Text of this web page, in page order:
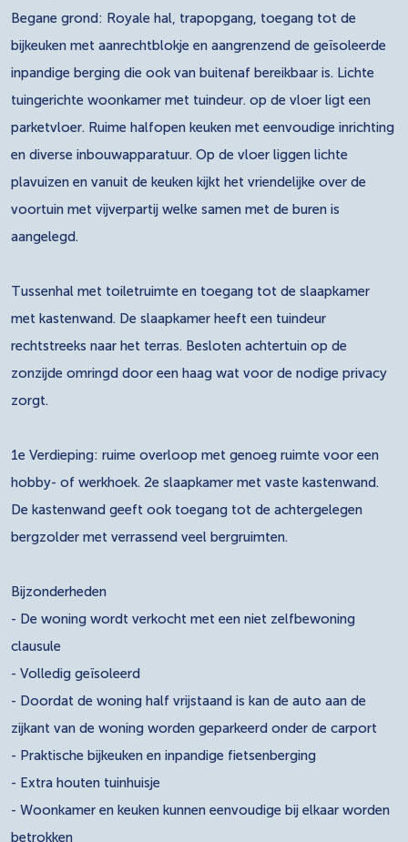
Begane grond: Royale hal, trapopgang, toegang tot de
bijkeuken met aanrechtblokje en aangrenzend de geïsoleerde
inpandige berging die ook van buitenaf bereikbaar is. Lichte
tuingerichte woonkamer met tuindeur. op de vloer ligt een
parketvloer. Ruime halfopen keuken met eenvoudige inrichting
en diverse inbouwapparatuur. Op de vloer liggen lichte
plavuizen en vanuit de keuken kijkt het vriendelijke over de
voortuin met vijverpartij welke samen met de buren is
aangelegd.
Tussenhal met toiletruimte en toegang tot de slaapkamer
met kastenwand. De slaapkamer heeft een tuindeur
rechtstreeks naar het terras. Besloten achtertuin op de
zonzijde omringd door een haag wat voor de nodige privacy
zorgt.
1e Verdieping: ruime overloop met genoeg ruimte voor een
hobby- of werkhoek. 2e slaapkamer met vaste kastenwand.
De kastenwand geeft ook toegang tot de achtergelegen
bergzolder met verrassend veel bergruimten.
Bijzonderheden
- De woning wordt verkocht met een niet zelfbewoning
clausule
- Volledig geïsoleerd
- Doordat de woning half vrijstaand is kan de auto aan de
zijkant van de woning worden geparkeerd onder de carport
- Praktische bijkeuken en inpandige fietsenberging
- Extra houten tuinhuisje
- Woonkamer en keuken kunnen eenvoudige bij elkaar worden
betrokken